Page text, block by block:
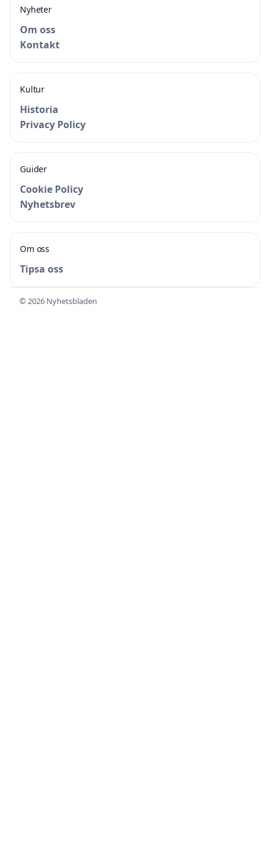
Nyheter
Om oss
Kontakt
Kultur
Historia
Privacy Policy
Guider
Cookie Policy
Nyhetsbrev
Om oss
Tipsa oss
© 2026 Nyhetsbladen